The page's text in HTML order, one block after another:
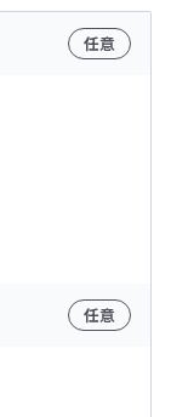
任意
任意